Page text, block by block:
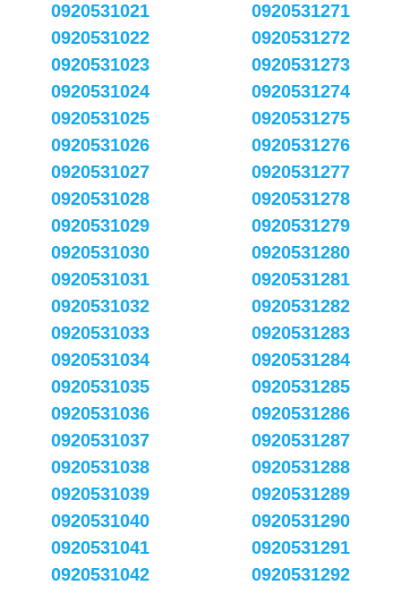
0920531021
0920531022
0920531023
0920531024
0920531025
0920531026
0920531027
0920531028
0920531029
0920531030
0920531031
0920531032
0920531033
0920531034
0920531035
0920531036
0920531037
0920531038
0920531039
0920531040
0920531041
0920531042
0920531271
0920531272
0920531273
0920531274
0920531275
0920531276
0920531277
0920531278
0920531279
0920531280
0920531281
0920531282
0920531283
0920531284
0920531285
0920531286
0920531287
0920531288
0920531289
0920531290
0920531291
0920531292